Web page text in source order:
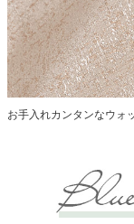
お手入れカンタンなウォ